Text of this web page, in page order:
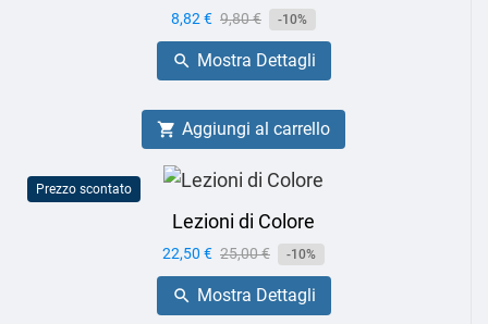
Prezzo
8,82 € Prezzo
base
9,80 € -10%
 Mostra Dettagli
 Aggiungi al carrello
Prezzo scontato
Lezioni di Colore
Prezzo
22,50 € Prezzo
base
25,00 € -10%
 Mostra Dettagli